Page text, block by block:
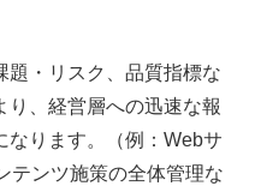
題・リスク、品質指標な
り、経営層への迅速な報
なります。（例：Webサ
テンツ施策の全体管理な